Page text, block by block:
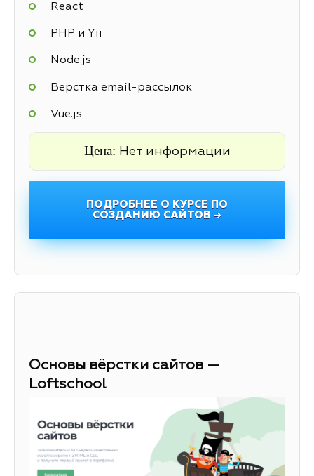
React
PHP и Yii
Node.js
Верстка email-рассылок
Vue.js
Цена: Нет информации
ПОДРОБНЕЕ О КУРСЕ ПО
СОЗДАНИЮ САЙТОВ →
Основы вёрстки сайтов —
Loftschool